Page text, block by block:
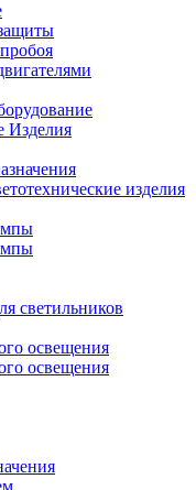
Изделия
изделия
светильников
освещения
освещения